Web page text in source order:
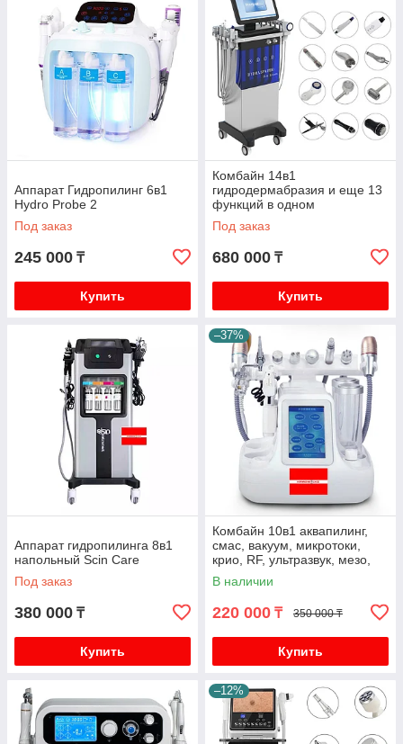
Аппарат Гидропилинг 6в1
Hydro Probe 2
Под заказ
245 000 ₸
Купить
Комбайн 14в1
гидродермабразия и еще 13
функций в одном
Под заказ
680 000 ₸
Купить
Аппарат гидропилинга 8в1
напольный Scin Care
Под заказ
380 000 ₸
Купить
–37%
Комбайн 10в1 аквапилинг,
смас, вакуум, микротоки,
крио, RF, ультразвук, мезо,
led маска
В наличии
220 000 ₸ 350 000 ₸
Купить
–12%